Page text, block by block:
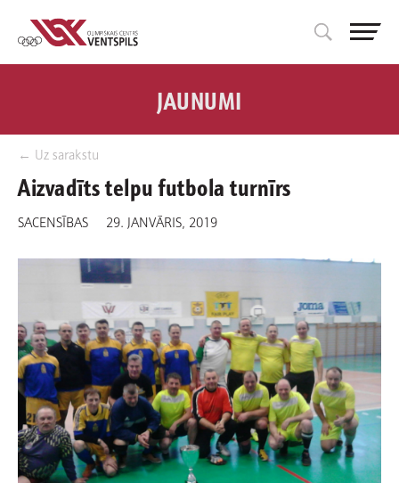
← Uz sarakstu
JAUNUMI
Aizvadīts telpu futbola turnīrs
SACENSĪBAS 29. JANVĀRIS, 2019